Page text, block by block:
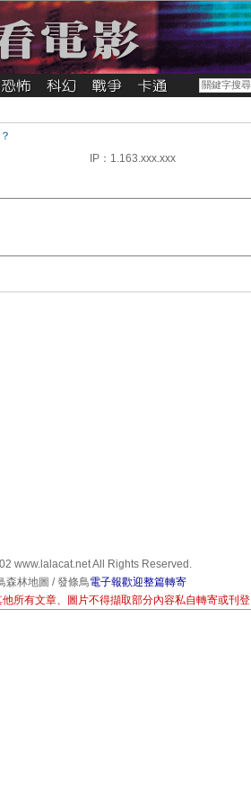
IP：1.163.xxx.xxx
www.lalacat.net All Rights Reserved.
森林地圖 / 發條鳥電子報歡迎整篇轉寄
所有文章、圖片不得擷取部分內容私自轉寄或刊登